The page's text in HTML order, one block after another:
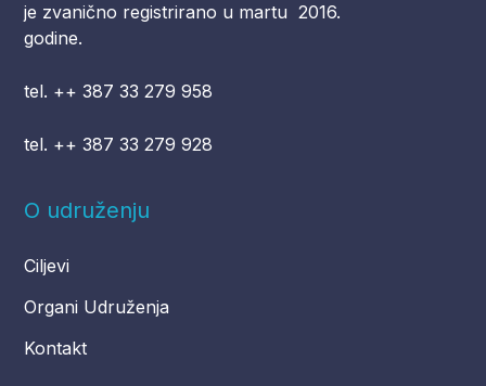
je zvanično registrirano u martu 2016.
godine.
tel. ++ 387 33 279 958
tel. ++ 387 33 279 928
O udruženju
Ciljevi
Organi Udruženja
Kontakt